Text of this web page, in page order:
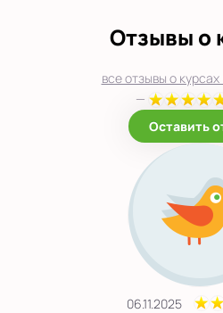
Отзывы о
все отзывы о
—
Оставить
06.11.2025